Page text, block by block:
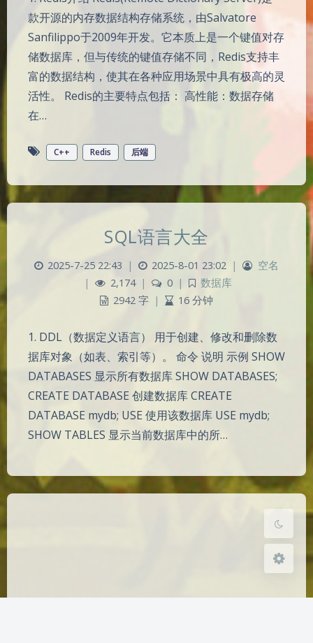
夜间模式
Sans Serif
款开源的内存数据结构存储系统，由Salvatore
Sanfilippo于2009年开发。它本质上是一个键值对存
储数据库，但与传统的键值存储不同，Redis支持丰
富的数据结构，使其在各种应用场景中具有极高的灵
活性。 Redis的主要特点包括： 高性能：数据存储
在…
C++ Redis 后端
SQL语言大全
2025-7-25 22:43 | 2025-8-01 23:02 |
空名
|
2,174 | 0 |
数据库
2942 字 | 16 分钟
1. DDL（数据定义语言） 用于创建、修改和删除数
据库对象（如表、索引等）。 命令 说明 示例 SHOW
DATABASES 显示所有数据库 SHOW DATABASES;
CREATE DATABASE 创建数据库 CREATE
DATABASE mydb; USE 使用该数据库 USE mydb;
SHOW TABLES 显示当前数据库中的所…